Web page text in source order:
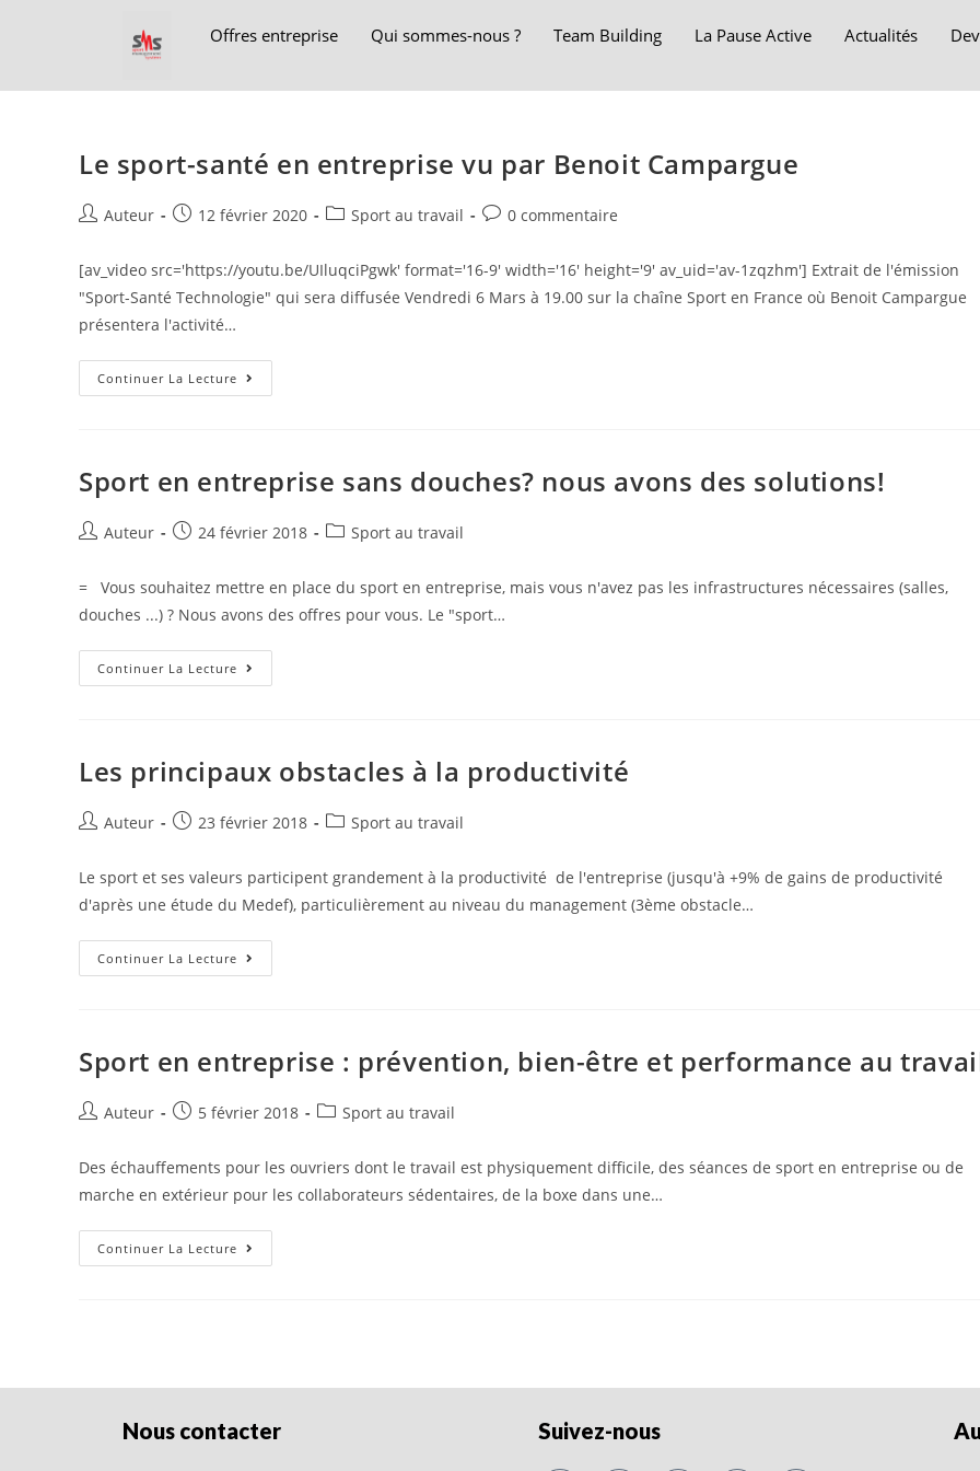
Offres entreprise Qui sommes-nous ? Team Building La Pause Active Actualités
Le sport-santé en entreprise vu par Benoit Campargue
Auteur 12 février 2020 Sport au travail 0 commentaire
[av_video src='https://youtu.be/UIluqciPgwk' format='16-9' width='16' height='9' av_uid='av-1zqzhm'] Extrait de l'émission
"Sport-Santé Technologie" qui sera diffusée Vendredi 6 Mars à 19.00 sur la chaîne Sport en France où Benoit Campargue
présentera l'activité…
Continuer La Lecture
Sport en entreprise sans douches? nous avons des solutions!
Auteur 24 février 2018 Sport au travail
= Vous souhaitez mettre en place du sport en entreprise, mais vous n'avez pas les infrastructures nécessaires (salles,
douches ...) ? Nous avons des offres pour vous. Le "sport…
Continuer La Lecture
Les principaux obstacles à la productivité
Auteur 23 février 2018 Sport au travail
Le sport et ses valeurs participent grandement à la productivité de l'entreprise (jusqu'à +9% de gains de productivité
d'après une étude du Medef), particulièrement au niveau du management (3ème obstacle…
Continuer La Lecture
Sport en entreprise : prévention, bien-être et performance au
Auteur 5 février 2018 Sport au travail
Des échauffements pour les ouvriers dont le travail est physiquement difficile, des séances de sport en entreprise ou de
marche en extérieur pour les collaborateurs sédentaires, de la boxe dans une…
Continuer La Lecture
Nous contacter Suivez-nous